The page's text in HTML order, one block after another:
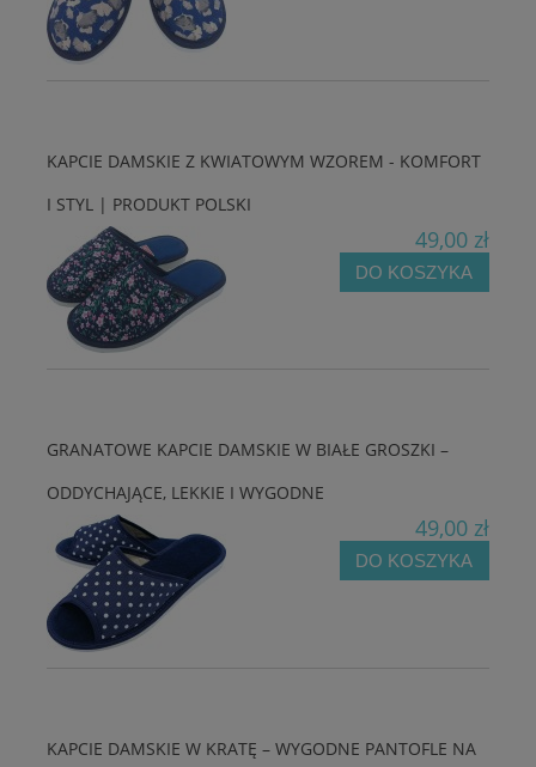
KAPCIE DAMSKIE Z KWIATOWYM WZOREM - KOMFORT
I STYL | PRODUKT POLSKI
49,00 zł
DO KOSZYKA
GRANATOWE KAPCIE DAMSKIE W BIAŁE GROSZKI –
ODDYCHAJĄCE, LEKKIE I WYGODNE
49,00 zł
DO KOSZYKA
KAPCIE DAMSKIE W KRATĘ – WYGODNE PANTOFLE NA